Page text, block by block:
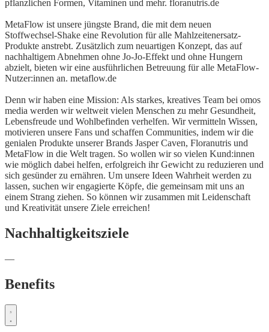
pflanzlichen Formen, Vitaminen und mehr. floranutris.de
MetaFlow ist unsere jüngste Brand, die mit dem neuen
Stoffwechsel-Shake eine Revolution für alle Mahlzeitenersatz-
Produkte anstrebt. Zusätzlich zum neuartigen Konzept, das auf
nachhaltigem Abnehmen ohne Jo-Jo-Effekt und ohne Hungern
abzielt, bieten wir eine ausführlichen Betreuung für alle MetaFlow-
Nutzer:innen an. metaflow.de
Denn wir haben eine Mission: Als starkes, kreatives Team bei omos
media werden wir weltweit vielen Menschen zu mehr Gesundheit,
Lebensfreude und Wohlbefinden verhelfen. Wir vermitteln Wissen,
motivieren unsere Fans und schaffen Communities, indem wir die
genialen Produkte unserer Brands Jasper Caven, Floranutris und
MetaFlow in die Welt tragen. So wollen wir so vielen Kund:innen
wie möglich dabei helfen, erfolgreich ihr Gewicht zu reduzieren und
sich gesünder zu ernähren. Um unsere Ideen Wahrheit werden zu
lassen, suchen wir engagierte Köpfe, die gemeinsam mit uns an
einem Strang ziehen. So können wir zusammen mit Leidenschaft
und Kreativität unsere Ziele erreichen!
Nachhaltigkeitsziele
—
Benefits